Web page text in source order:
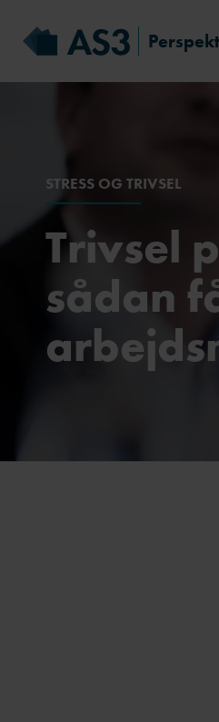
STRESS OG TRIVSEL
Trivsel
sådan